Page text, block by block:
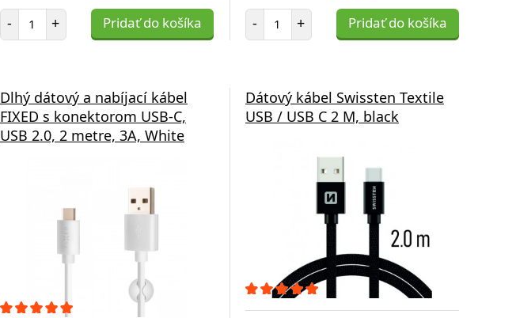
- Počet položiek
+ Pridať do košíka - Počet položiek
+ Pridať do košíka
Dlhý dátový a nabíjací kábel
FIXED s konektorom USB-C,
USB 2.0, 2 metre, 3A, White
Dátový kábel Swissten Textile
USB / USB C 2 M, black